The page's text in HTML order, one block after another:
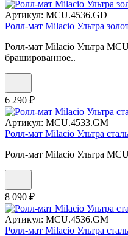
Артикул: MCU.4536.GD
Ролл-мат Milacio Ультра
Ролл-мат Milacio Ультра
брашированное..
6 290 ₽
Артикул: MCU.4533.GM
Ролл-мат Milacio Ультра
Ролл-мат Milacio Ультра
8 090 ₽
Артикул: MCU.4536.GM
Ролл-мат Milacio Ультра